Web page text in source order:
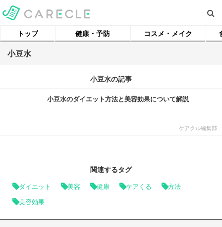
トップ 健康・予防 コスメ・メイク
小豆水
小豆水の記事
小豆水のダイエット方法と美容効果について解説
ケアクル編集部
関連するタグ
ダイエット 美容 健康 ケアくる 方法
美容効果